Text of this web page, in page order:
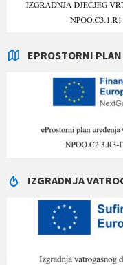
EPROSTORNI
IZGRADNJA